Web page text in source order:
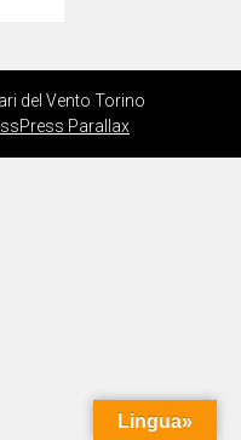
del Vento Torino
Parallax
Lingua»